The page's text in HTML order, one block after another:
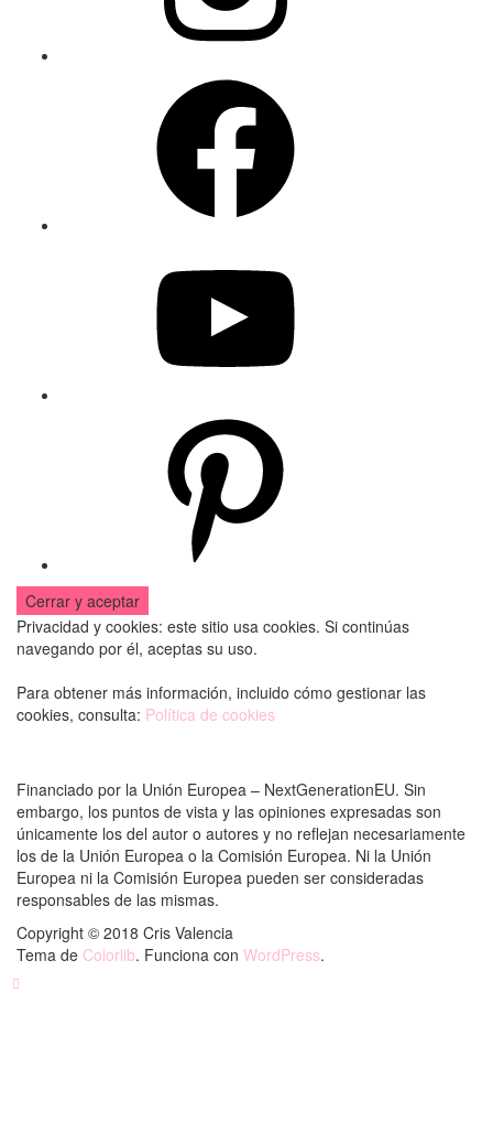
Privacidad y cookies: este sitio usa cookies. Si continúas
navegando por él, aceptas su uso.
Para obtener más información, incluido cómo gestionar las
cookies, consulta: Política de cookies
Financiado por la Unión Europea – NextGenerationEU. Sin
embargo, los puntos de vista y las opiniones expresadas son
únicamente los del autor o autores y no reflejan necesariamente
los de la Unión Europea o la Comisión Europea. Ni la Unión
Europea ni la Comisión Europea pueden ser consideradas
responsables de las mismas.
Copyright © 2018 Cris Valencia
Tema de Colorlib. Funciona con WordPress.